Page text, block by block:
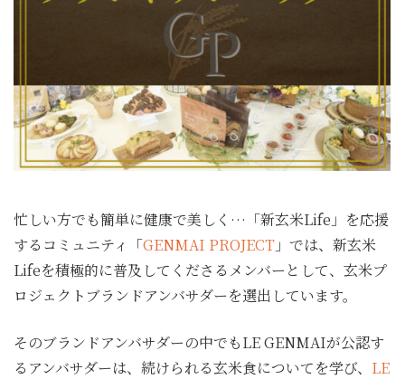
忙しい方でも簡単に健康で美しく…「新玄米Life」を応援
するコミュニティ「GENMAI PROJECT 」では、新玄米
Lifeを積極的に普及してくださるメンバーとして、玄米プ
ロジェクトブランドアンバサダーを選出しています。
そのブランドアンバサダーの中でもLE GENMAIが公認す
るアンバサダーは、続けられる玄米食についてを学び、 LE